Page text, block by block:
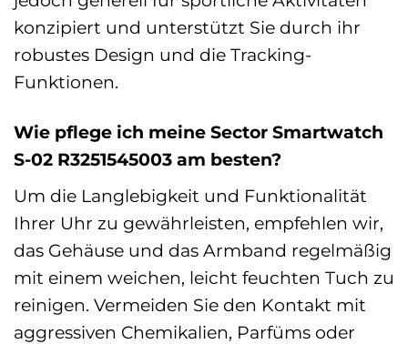
konzipiert und unterstützt Sie durch ihr
robustes Design und die Tracking-
Funktionen.
Wie pflege ich meine Sector Smartwatch
S-02 R3251545003 am besten?
Um die Langlebigkeit und Funktionalität
Ihrer Uhr zu gewährleisten, empfehlen wir,
das Gehäuse und das Armband regelmäßig
mit einem weichen, leicht feuchten Tuch zu
reinigen. Vermeiden Sie den Kontakt mit
aggressiven Chemikalien, Parfüms oder